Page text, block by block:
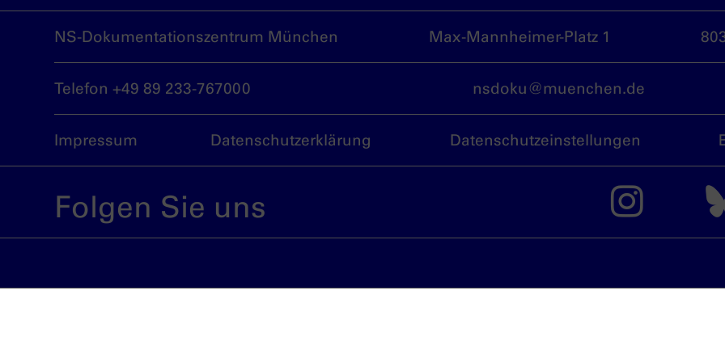
NS-Dokumentationszentrum München Max-Mannheimer-Platz 1
Telefon +49 89 233-767000 nsdoku@muenchen.de
Impressum Datenschutzerklärung Datenschutzeinstellungen
Folgen Sie uns Das